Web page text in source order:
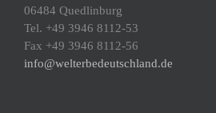
06484 Quedlinburg
Tel. +49 3946 8112-53
Fax +49 3946 8112-56
info@welterbedeutschland.de